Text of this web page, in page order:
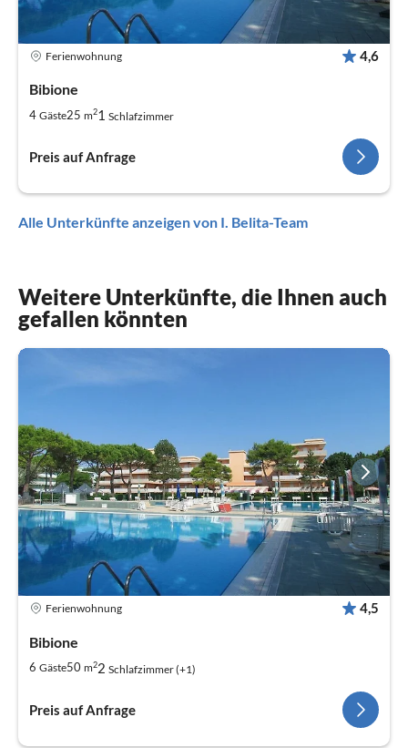
Ferienwohnung 4,6
Bibione
4 Gäste25 m21 Schlafzimmer
Preis auf Anfrage
Alle Unterkünfte anzeigen von I. Belita-Team
Weitere Unterkünfte, die Ihnen auch
gefallen könnten
Ferienwohnung 4,5
Bibione
6 Gäste50 m22 Schlafzimmer (+1)
Preis auf Anfrage